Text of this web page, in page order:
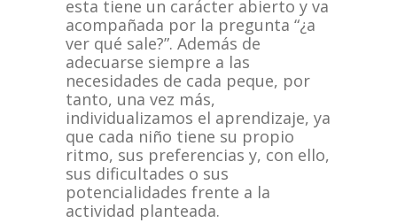
esta tiene un carácter abierto y va
acompañada por la pregunta “¿a
ver qué sale?”. Además de
adecuarse siempre a las
necesidades de cada peque, por
tanto, una vez más,
individualizamos el aprendizaje, ya
que cada niño tiene su propio
ritmo, sus preferencias y, con ello,
sus dificultades o sus
potencialidades frente a la
actividad planteada.